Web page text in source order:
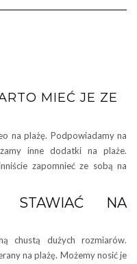
MIEĆ JE ZE
na plażę. Podpowiadamy na
inne dodatki na plaże.
zapomnieć ze sobą na
STAWIAĆ NA
chustą dużych rozmiarów.
na plażę. Możemy nosić je